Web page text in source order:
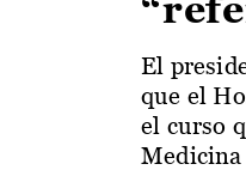
El
que el
el curso
Medicina